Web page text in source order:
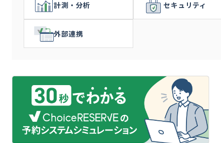
計測・分析 セキュリティ
外部連携